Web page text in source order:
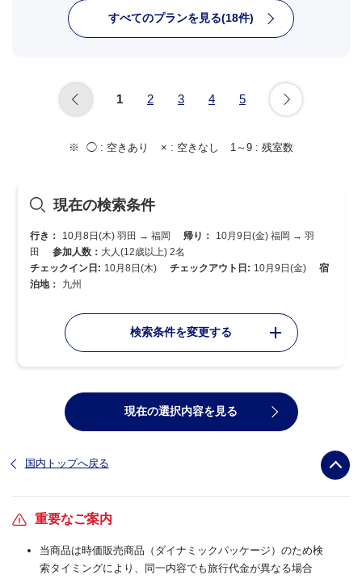
すべてのプランを見る(18件)
1 2 3 4 5
◯ : 空きあり × : 空きなし 1～9 : 残室数
現在の検索条件
行き： 10月8日(木) 羽田 → 福岡 帰り：
10月9日(金) 福岡 → 羽
田
参加人数： 大人(12歳以上) 2名
チェックイン日: 10月8日(木) チェックアウト日: 10月9日(金)
宿
泊地：
九州
検索条件を変更する
現在の選択内容を見る
国内トップへ戻る
重要なご案内
当商品は時価販売商品（ダイナミックパッケージ）のため検
索タイミングにより、同一内容でも旅行代金が異なる場合